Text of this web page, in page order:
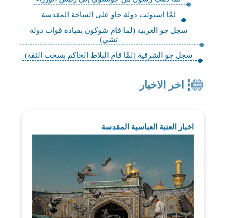
لمَّا استولت دولة جاو على الساحة المقدسة
سجل جو الغربية (لما قام شوكون بقيادة قوات دولة
تشي)
سجل جو الشرقية (لمَّا قام البلاط الحاكم بسحب الثقة)
اخر الاخبار
اخبار العتبة العباسية المقدسة